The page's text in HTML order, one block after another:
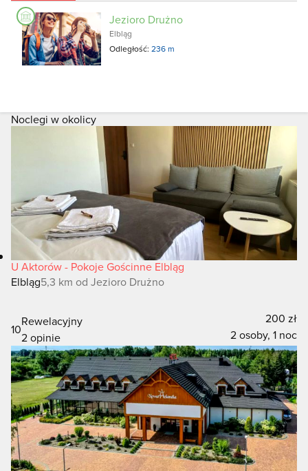
Jezioro Drużno
Elbląg
Odległość:236 m
Noclegi w okolicy
U Aktorów - Pokoje Gościnne Elbląg
Elbląg5,3 km od Jezioro Drużno
10
Rewelacyjny
2 opinie
200 zł
2 osoby, 1 noc